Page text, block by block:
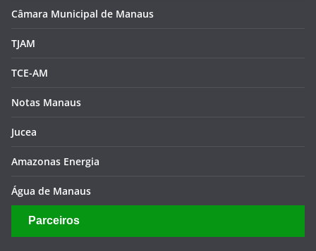
Câmara Municipal de Manaus
TJAM
TCE-AM
Notas Manaus
Jucea
Amazonas Energia
Água de Manaus
Parceiros